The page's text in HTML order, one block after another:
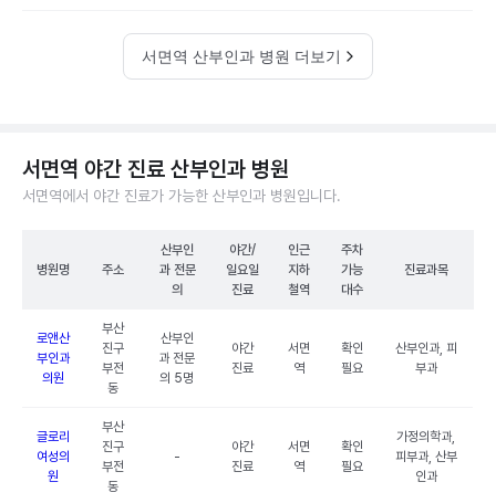
서면역 산부인과 병원 더보기
서면역 야간 진료 산부인과 병원
서면역에서 야간 진료가 가능한 산부인과 병원입니다.
병원명 주소
산부인
과 전문
의
야간/
일요일
진료
인근
지하
철역
주차
가능
대수
진료과목
로앤산
부인과
의원
부산
진구
부전
동
산부인
과 전문
의 5명
야간
진료
서면
역
확인
필요
산부인과, 피
부과
글로리
여성의
원
부산
진구
부전
동
-
야간
진료
서면
역
확인
필요
가정의학과,
피부과, 산부
인과